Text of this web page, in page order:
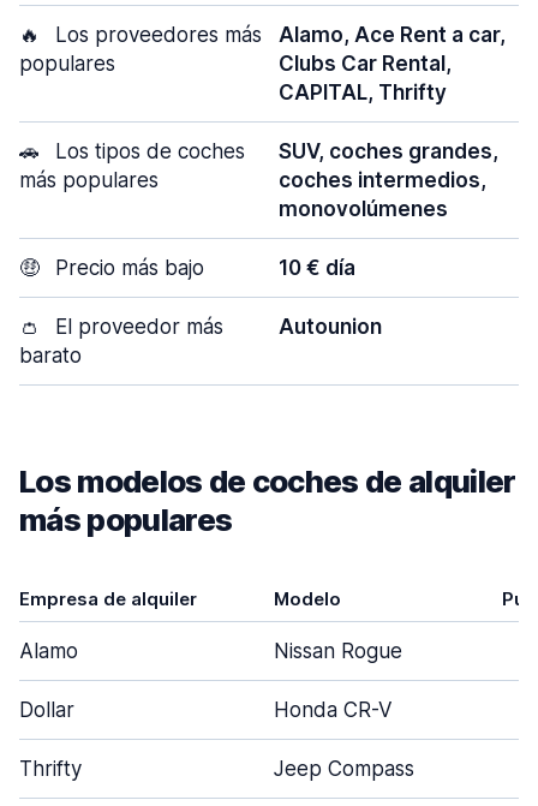
🔥
Los proveedores más
populares
Alamo, Ace Rent a car,
Clubs Car Rental,
CAPITAL, Thrifty
🚗
Los tipos de coches
más populares
SUV, coches grandes,
coches intermedios,
monovolúmenes
🤑 Precio más bajo 10 € día
👛
El proveedor más
barato
Autounion
Los modelos de coches de alquiler
más populares
Empresa de alquiler Modelo
Alamo Nissan Rogue
Dollar Honda CR-V
Thrifty Jeep Compass